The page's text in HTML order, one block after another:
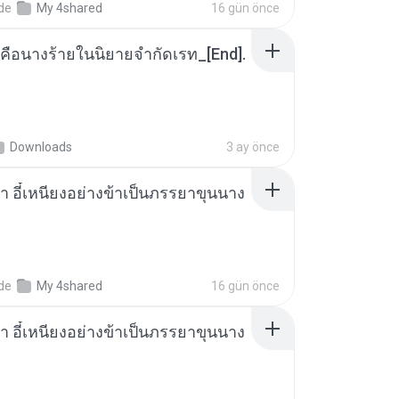
My 4shared 16 gün önce
อนางร้ายในนิยายจำกัดเรท_[End].
Downloads 3 ay önce
อี๋เหนียงอย่างข้าเป็นภรรยาขุนนาง
My 4shared 16 gün önce
อี๋เหนียงอย่างข้าเป็นภรรยาขุนนาง